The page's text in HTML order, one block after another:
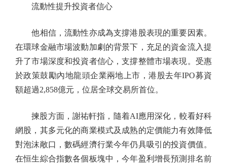
流動性提升投資者信心
他相信，流動性亦成為支撐港股表現的重要因素。
在環球金融市場波動加劇的背景下，充足的資金流入提
升了市場深度和投資者信心，支撐整體市場表現。受惠
於政策鼓勵內地龍頭企業兩地上市，港股去年IPO募資
額超過2,858億元，位居全球交易所首位。
揀股方面，謝祐軒指，隨着AI應用深化，較看好科
網股，其多元化的商業模式及成熟的定價能力有效降低
對泡沫敞口，數碼經濟行業今年仍具吸引的投資價值。
在恒生綜合指數各個板塊中，今年盈利增長預測排名前